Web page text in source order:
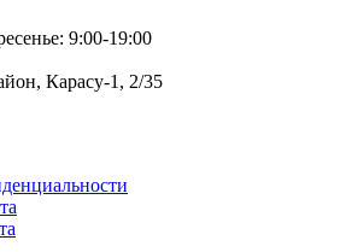
9:00-19:00
Карасу-1, 2/35